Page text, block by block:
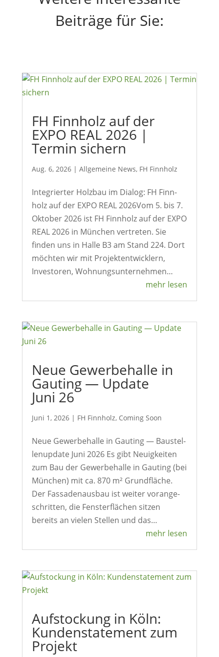
Beiträge für Sie:
FH Finn­holz auf der
EXPO REAL 2026 |
Termin sichern
Aug. 6, 2026| Allge­meine News, FH Finn­holz
Inte­grierter Holzbau im Dialog: FH Finn­
holz auf der EXPO REAL 2026Vom 5. bis 7.
Oktober 2026 ist FH Finn­holz auf der EXPO
REAL 2026 in München vertreten. Sie
finden uns in Halle B3 am Stand 224. Dort
möchten wir mit Projekt­ent­wick­lern,
Inves­toren, Wohnungsunternehmen…
mehr lesen
Neue Gewer­be­halle in
Gauting — Update
Juni 26
Juni 1, 2026| FH Finn­holz, Coming Soon
Neue Gewer­be­halle in Gauting — Baustel­
len­up­date Juni 2026 Es gibt Neuig­keiten
zum Bau der Gewer­be­halle in Gauting (bei
München) mit ca. 870 m² Grund­fläche.
Der Fassa­den­ausbau ist weiter voran­ge­
schritten, die Fens­ter­flä­chen sitzen
bereits an vielen Stellen und das…
mehr lesen
Aufsto­ckung in Köln:
Kundenstate­ment zum
Projekt